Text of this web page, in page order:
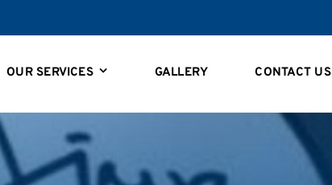
OUR SERVICES GALLERY CONTACT US